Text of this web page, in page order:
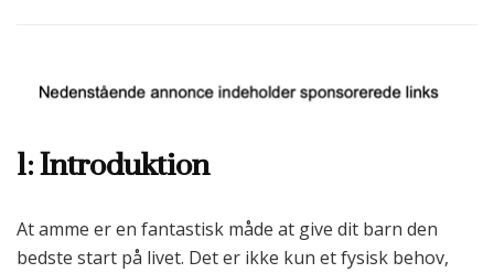
1: Introduktion
At amme er en fantastisk måde at give dit barn den
bedste start på livet. Det er ikke kun et fysisk behov,